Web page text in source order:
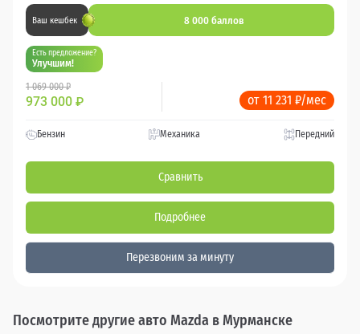
Ваш кешбек 8 000 баллов
Есть предложение?
Улучшим!
1 069 000 ₽
973 000 ₽ от 11 231 ₽/мес
Бензин Механика Передний
Сравнить
Подробнее
Перезвоним за минуту
Посмотрите другие авто Mazda в Мурманске